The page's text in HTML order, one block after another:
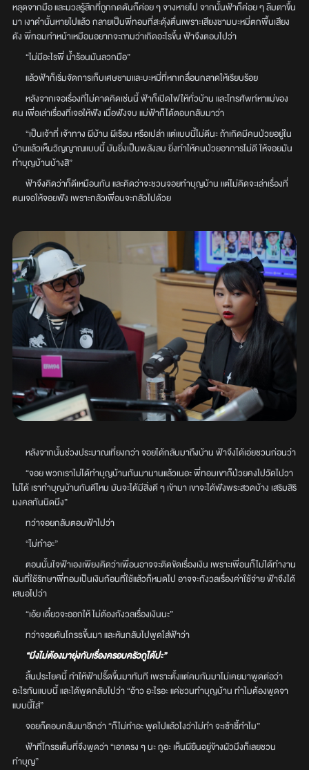
หลุดจากมือ และมวลรู้สึกที่ถูกกดดันก็ค่อย ๆ จางหายไป จากนั้นฟ้าก็ค่อย ๆ ลืมตาขึ้น
มา เงาดำนั้นหายไปแล้ว กลายเป็นพี่ทอมที่สะดุ้งตื่นเพราะเสียงชามบะหมี่ตกพื้นเสียง
ดัง พี่ทอมทำหน้าเหมือนอยากจะถามว่าเกิดอะไรขึ้น ฟ้าจึงตอบไปว่า
“ไม่มีอะไรพี่ น้ำร้อนมันลวกมือ”
แล้วฟ้าก็เริ่มจัดการเก็บเศษชามและบะหมี่ที่หกเกลื่อนกลาดให้เรียบร้อย
หลังจากเจอเรื่องที่ไม่คาดคิดเช่นนี้ ฟ้าก็เปิดไฟให้ทั่วบ้าน และโทรศัพท์หาแม่ของ
ตน เพื่อเล่าเรื่องที่เจอให้ฟัง เมื่อฟังจบ แม่ฟ้าก็ได้ตอบกลับมาว่า
“เป็นเจ้าที่ เจ้าทาง ผีบ้าน ผีเรือน หรือเปล่า แต่แบบนี้ไม่ดีนะ ถ้าเกิดมีคนป่วยอยู่ใน
บ้านแล้วเห็นวิญญาณแบบนี้ มันยิ่งเป็นพลังลบ ยิ่งทำให้คนป่วยอาการไม่ดี ให้จอยมัน
ทำบุญบ้านบ้างสิ”
ฟ้าจึงคิดว่าก็ดีเหมือนกัน และคิดว่าจะชวนจอยทำบุญบ้าน แต่ไม่คิดจะเล่าเรื่องที่
ตนเจอให้จอยฟัง เพราะกลัวเพื่อนจะกลัวไปด้วย
หลังจากนั้นช่วงประมาณเที่ยงกว่า จอยได้กลับมาถึงบ้าน ฟ้าจึงได้เอ่ยชวนก่อนว่า
“จอย พวกเราไม่ได้ทำบุญบ้านกันมานานแล้วเนอะ พี่ทอมเขาก็ป่วยคงไปวัดไปวา
ไม่ได้ เราทำบุญบ้านกันดีไหม มันจะได้มีสิ่งดี ๆ เข้ามา เขาจะได้ฟังพระสวดบ้าง เสริมสิริ
มงคลกันนิดนึง”
ทว่าจอยกลับตอบฟ้าไปว่า
“ไม่ทำอะ”
ตอนนั้นใจฟ้าเองเพียงคิดว่าเพื่อนอาจจะติดขัดเรื่องเงิน เพราะเพื่อนก็ไม่ได้ทำงาน
เงินที่ใช้รักษาพี่ทอมเป็นเงินก้อนที่ใช้แล้วก็หมดไป อาจจะกังวลเรื่องค่าใช้จ่าย ฟ้าจึงได้
เสนอไปว่า
“เอ้ย เดี๋ยวจะออกให้ ไม่ต้องกังวลเรื่องเงินนะ”
ทว่าจอยดันโกรธขึ้นมา และหันกลับไปพูดใส่ฟ้าว่า
“มึงไม่ต้องมายุ่งกับเรื่องครอบครัวกูได้ปะ”
สิ้นประโยคนี้ ทำให้ฟ้าปรี๊ดขึ้นมาทันที เพราะตั้งแต่คบกันมาไม่เคยมาพูดต่อว่า
อะไรกันแบบนี้ และได้พูดกลับไปว่า “อ้าว อะไรอะ แค่ชวนทำบุญบ้าน ทำไมต้องพูดจา
แบบนี้ใส่”
จอยก็ตอบกลับมาอีกว่า “ก็ไม่ทำอะ พูดไปแล้วไงว่าไม่ทำ จะเซ้าซี้ทำไม”
ฟ้าที่โกรธเต็มที่จึงพูดว่า “เอาตรง ๆ นะ กูอะ เห็นผียืนอยู่ข้างผัวมึงก็เลยชวน
ทำบุญ”